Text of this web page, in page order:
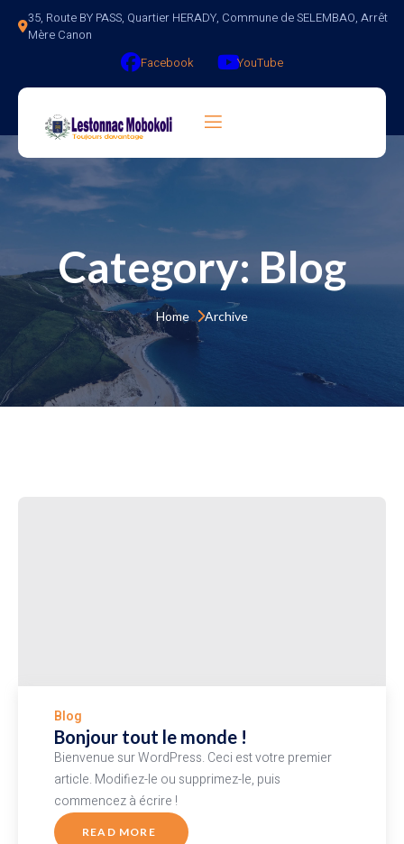
35, Route BY PASS, Quartier HERADY, Commune de SELEMBAO, Arrêt
Mère Canon
Facebook
YouTube
Category: Blog
Home Archive
Blog
Bonjour tout le monde !
Bienvenue sur WordPress. Ceci est votre premier
article. Modifiez-le ou supprimez-le, puis
commencez à écrire !
READ MORE
ABOUT